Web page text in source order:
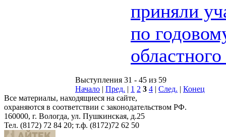
приняли
по
Выступления 31 - 45 из 59
Начало | Пред. | 1 2 3 4 | След. | Конец
Все материалы, находящиеся на сайте,
охраняются в соответствии с законодательством РФ.
160000, г. Вологда, ул. Пушкинская, д.25
Тел. (8172) 72 84 20; т.ф. (8172)72 62 50